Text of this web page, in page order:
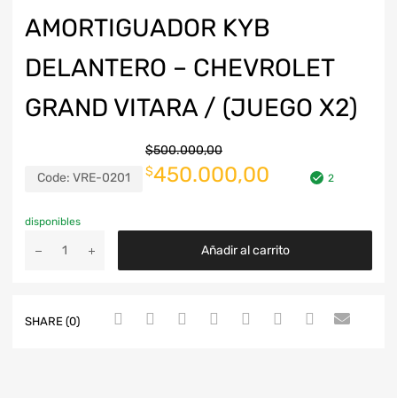
AMORTIGUADOR KYB
DELANTERO – CHEVROLET
GRAND VITARA / (JUEGO X2)
Code: VRE-0201
$500.000,00
$450.000,00 2
disponibles
Añadir al carrito
SHARE (0)